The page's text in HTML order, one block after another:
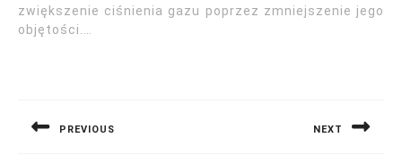
zwiększenie ciśnienia gazu poprzez zmniejszenie jego
objętości.…
PREVIOUS NEXT